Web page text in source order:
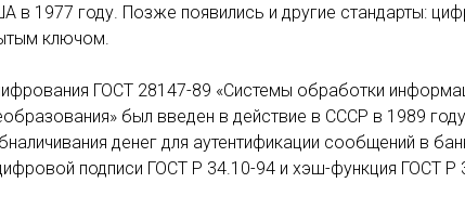
в 1977 году. Позже появились и другие стандарты:
ключом.
ГОСТ 28147-89 «Системы обработки
был введен в действие в СССР в 1989
денег для аутентификации сообщений в
подписи ГОСТ Р 34.10-94 и хэш-функция ГОСТ Р